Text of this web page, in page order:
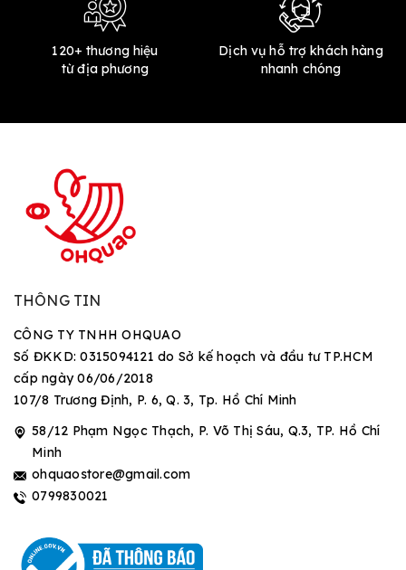
120+ thương hiệu
từ địa phương
Dịch vụ hỗ trợ khách hàng
nhanh chóng
THÔNG TIN
CÔNG TY TNHH OHQUAO
Số ĐKKD: 0315094121 do Sở kế hoạch và đầu tư TP.HCM
cấp ngày 06/06/2018
107/8 Trương Định, P. 6, Q. 3, Tp. Hồ Chí Minh
58/12 Phạm Ngọc Thạch, P. Võ Thị Sáu, Q.3, TP. Hồ Chí
Minh
ohquaostore@gmail.com
0799830021